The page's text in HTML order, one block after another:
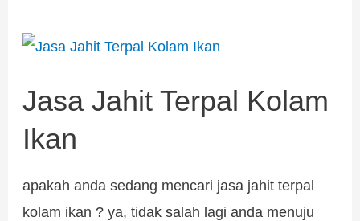
Jasa Jahit Terpal Kolam
Ikan
apakah anda sedang mencari jasa jahit terpal
kolam ikan ? ya, tidak salah lagi anda menuju
Jasa
Terpal
Kolam
Ikan